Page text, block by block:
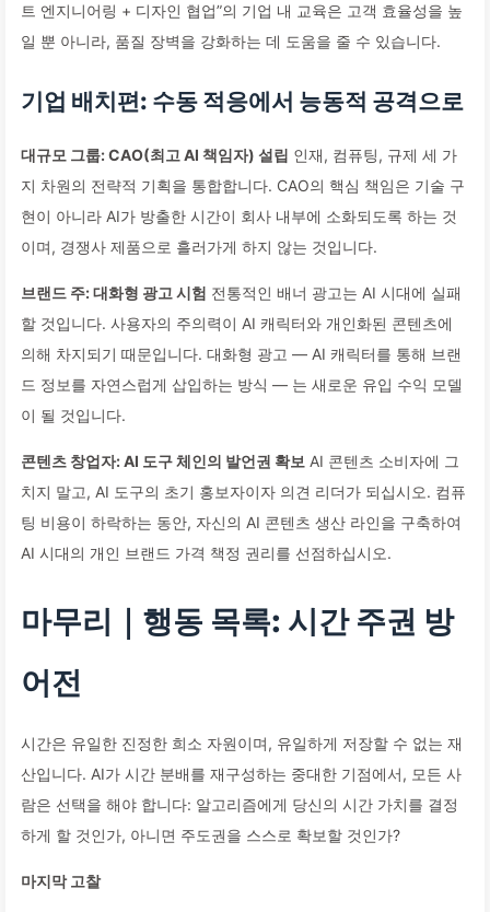
트 엔지니어링 + 디자인 협업”의 기업 내 교육은 고객 효율성을 높
일 뿐 아니라, 품질 장벽을 강화하는 데 도움을 줄 수 있습니다.
기업 배치편: 수동 적응에서 능동적 공격으로
대규모 그룹: CAO(최고 AI 책임자) 설립 인재, 컴퓨팅, 규제 세 가
지 차원의 전략적 기획을 통합합니다. CAO의 핵심 책임은 기술 구
현이 아니라 AI가 방출한 시간이 회사 내부에 소화되도록 하는 것
이며, 경쟁사 제품으로 흘러가게 하지 않는 것입니다.
브랜드 주: 대화형 광고 시험 전통적인 배너 광고는 AI 시대에 실패
할 것입니다. 사용자의 주의력이 AI 캐릭터와 개인화된 콘텐츠에
의해 차지되기 때문입니다. 대화형 광고 — AI 캐릭터를 통해 브랜
드 정보를 자연스럽게 삽입하는 방식 — 는 새로운 유입 수익 모델
이 될 것입니다.
콘텐츠 창업자: AI 도구 체인의 발언권 확보 AI 콘텐츠 소비자에 그
치지 말고, AI 도구의 초기 홍보자이자 의견 리더가 되십시오. 컴퓨
팅 비용이 하락하는 동안, 자신의 AI 콘텐츠 생산 라인을 구축하여
AI 시대의 개인 브랜드 가격 책정 권리를 선점하십시오.
마무리｜행동 목록: 시간 주권 방
어전
시간은 유일한 진정한 희소 자원이며, 유일하게 저장할 수 없는 재
산입니다. AI가 시간 분배를 재구성하는 중대한 기점에서, 모든 사
람은 선택을 해야 합니다: 알고리즘에게 당신의 시간 가치를 결정
하게 할 것인가, 아니면 주도권을 스스로 확보할 것인가?
마지막 고찰